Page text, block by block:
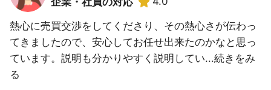
熱心に売買交渉をしてくださり、その熱心さが伝わっ
てきましたので、安心してお任せ出来たのかなと思っ
ています。説明も分かりやすく説明してい...続きをみ
る